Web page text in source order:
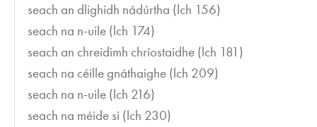
seach an dlighidh nádúrtha (lch 156)
seach na n-uile (lch 174)
seach an chreidimh chríostaidhe (lch 181)
seach na céille gnáthaighe (lch 209)
seach na n-uile (lch 216)
seach na méide si (lch 230)